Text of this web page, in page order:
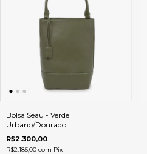
Bolsa Seau - Verde
Urbano/Dourado
R$2.300,00
R$2.185,00 com Pix